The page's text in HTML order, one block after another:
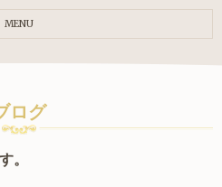
MENU
ログ
。